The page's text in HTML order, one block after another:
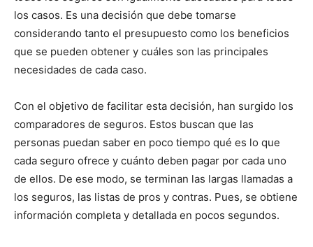
los casos. Es una decisión que debe tomarse
considerando tanto el presupuesto como los beneficios
que se pueden obtener y cuáles son las principales
necesidades de cada caso.
Con el objetivo de facilitar esta decisión, han surgido los
comparadores de seguros. Estos buscan que las
personas puedan saber en poco tiempo qué es lo que
cada seguro ofrece y cuánto deben pagar por cada uno
de ellos. De ese modo, se terminan las largas llamadas a
los seguros, las listas de pros y contras. Pues, se obtiene
información completa y detallada en pocos segundos.